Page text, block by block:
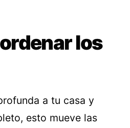
los
a tu casa y
esto mueve las